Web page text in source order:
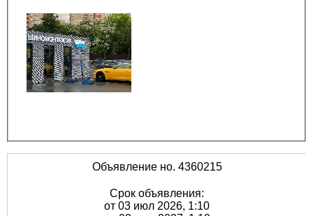
Объявление но. 4360215
Срок объявления:
от 03 июл 2026, 1:10